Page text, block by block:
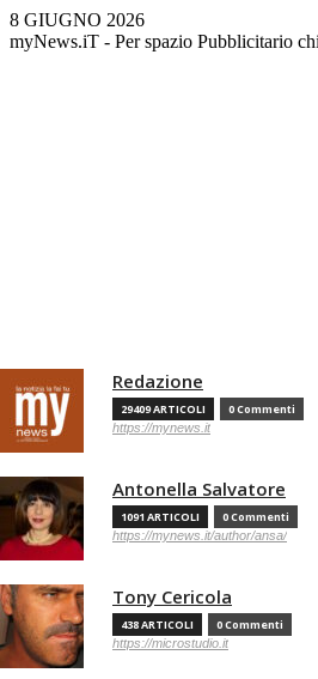
8 GIUGNO 2026
myNews.iT - Per spazio Pubblicitario
Redazione
29409 ARTICOLI 0 Commenti
https://mynews.it
Antonella Salvatore
1091 ARTICOLI 0 Commenti
https://mynews.it/author/ansa/
Tony Cericola
438 ARTICOLI 0 Commenti
https://microstudio.it